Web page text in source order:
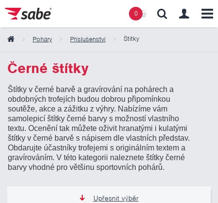
0
Poháry Příslušenství Štítky
Černé štítky
Štítky v černé barvě a gravírování na pohárech a
obdobných trofejích budou dobrou připomínkou
soutěže, akce a zážitku z výhry. Nabízíme vám
samolepicí štítky černé barvy s možností vlastního
textu. Ocenění tak můžete oživit hranatými i kulatými
štítky v černé barvě s nápisem dle vlastních představ.
Obdarujte účastníky trofejemi s originálním textem a
gravírováním. V této kategorii naleznete štítky černé
barvy vhodné pro většinu sportovních pohárů.
Upřesnit výběr
Obsah košíku
Košík zeje prázdnotou